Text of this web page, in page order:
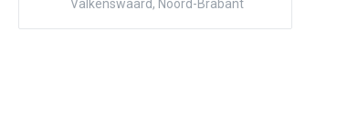
Valkenswaard, Noord-Brabant